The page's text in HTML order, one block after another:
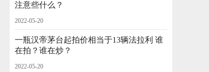
注意些什么？
2022-05-20
一瓶汉帝茅台起拍价相当于13辆法拉利 谁
在拍？谁在炒？
2022-05-20